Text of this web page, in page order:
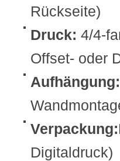
Rückseite)
Druck: 4/4-
Offset- oder
Aufhängung:
Verpackung:
Digitaldruck)